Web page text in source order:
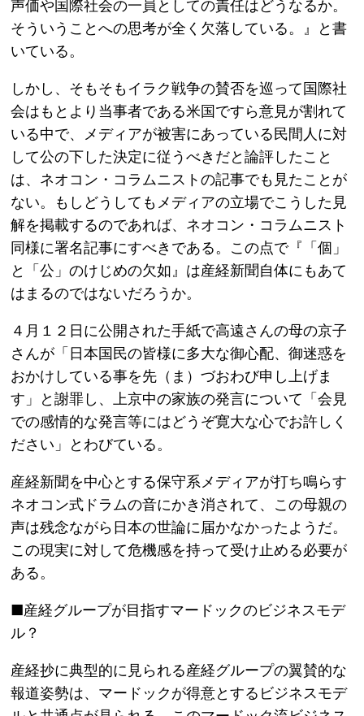
声価や国際社会の一員としての責任はどうなるか。
そういうことへの思考が全く欠落している。』と書
いている。
しかし、そもそもイラク戦争の賛否を巡って国際社
会はもとより当事者である米国ですら意見が割れて
いる中で、メディアが被害にあっている民間人に対
して公の下した決定に従うべきだと論評したこと
は、ネオコン・コラムニストの記事でも見たことが
ない。もしどうしてもメディアの立場でこうした見
解を掲載するのであれば、ネオコン・コラムニスト
同様に署名記事にすべきである。この点で『「個」
と「公」のけじめの欠如』は産経新聞自体にもあて
はまるのではないだろうか。
４月１２日に公開された手紙で高遠さんの母の京子
さんが「日本国民の皆様に多大な御心配、御迷惑を
おかけしている事を先（ま）づおわび申し上げま
す」と謝罪し、上京中の家族の発言について「会見
での感情的な発言等にはどうぞ寛大な心でお許しく
ださい」とわびている。
産経新聞を中心とする保守系メディアが打ち鳴らす
ネオコン式ドラムの音にかき消されて、この母親の
声は残念ながら日本の世論に届かなかったようだ。
この現実に対して危機感を持って受け止める必要が
ある。
■産経グループが目指すマードックのビジネスモデ
ル？
産経抄に典型的に見られる産経グループの翼賛的な
報道姿勢は、マードックが得意とするビジネスモデ